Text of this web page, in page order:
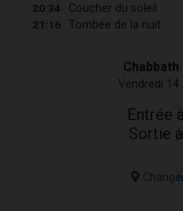
20:34 Coucher du soleil
21:16 Tombée de la nuit
Chabbath
Vendredi
Entrée à
Sortie à